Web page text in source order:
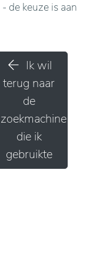
de keuze is aan
Ik wil
terug naar
de
zoekmachine
die ik
gebruikte